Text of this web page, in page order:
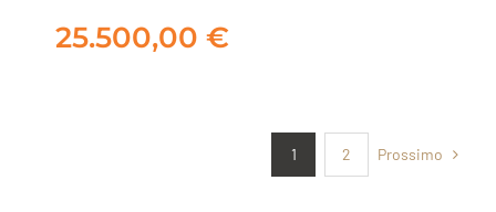
25.500,00 €
1 2 Prossimo